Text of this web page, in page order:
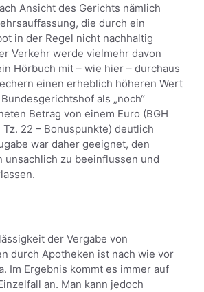
Ansicht des Gerichts nämlich
die durch ein
in der Regel nicht nachhaltig
Verkehr werde vielmehr davon
Hörbuch mit – wie hier – durchaus
einen erheblich höheren Wert
als „noch“
Betrag von einem Euro (BGH
Tz. 22 – Bonuspunkte) deutlich
war daher geeignet, den
unsachlich zu beeinflussen und
der Vergabe von
durch Apotheken ist nach wie vor
Im Ergebnis kommt es immer auf
an. Man kann jedoch